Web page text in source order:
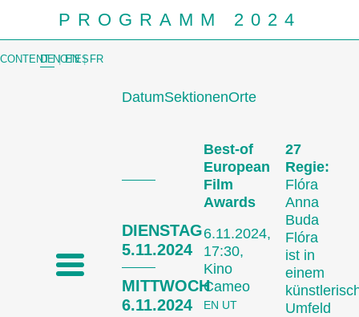
PROGRAMM 2024
CONTENT NOTES
DE | EN | FR
DatumSektionenOrte
DIENSTAG
5.11.2024
MITTWOCH
6.11.2024
Best-of
European
Film
Awards
6.11.2024,
17:30,
Kino
Cameo
EN UT
27
Regie:
Flóra
Anna
Buda
Flóra
ist in
einem
Umfeld